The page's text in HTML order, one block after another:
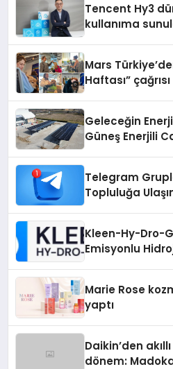
Tencent Hy3
kullanıma
Mars
Haftası” çağrısı
Geleceğin
Güneş Enerjili
Telegram
Topluluğa
Kleen-Hy-Dro-
Emisyonlu
Marie Rose
yaptı
Daikin’den
dönem: